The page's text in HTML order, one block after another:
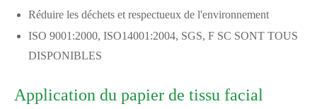
Réduire les déchets et respectueux de l'environnement
ISO 9001:2000, ISO14001:2004, SGS, F SC SONT TOUS
DISPONIBLES
Application du papier de tissu facial